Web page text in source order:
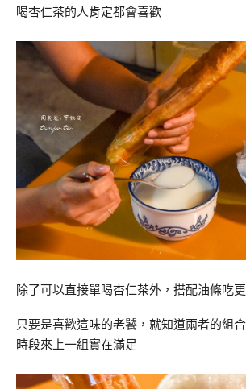
喝杏仁茶的人肯定都會喜歡
除了可以直接單喝杏仁茶外，搭配油條吃
只要是喜歡這味的老饕，就知道兩者的組
時段來上一組實在滿足